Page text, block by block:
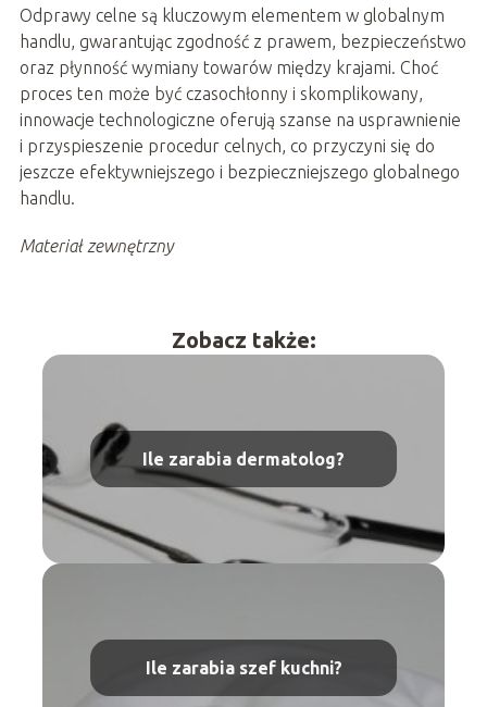
Odprawy celne są kluczowym elementem w globalnym
handlu, gwarantując zgodność z prawem, bezpieczeństwo
oraz płynność wymiany towarów między krajami. Choć
proces ten może być czasochłonny i skomplikowany,
innowacje technologiczne oferują szanse na usprawnienie
i przyspieszenie procedur celnych, co przyczyni się do
jeszcze efektywniejszego i bezpieczniejszego globalnego
handlu.
Materiał zewnętrzny
Zobacz także:
Ile zarabia dermatolog?
Ile zarabia szef kuchni?